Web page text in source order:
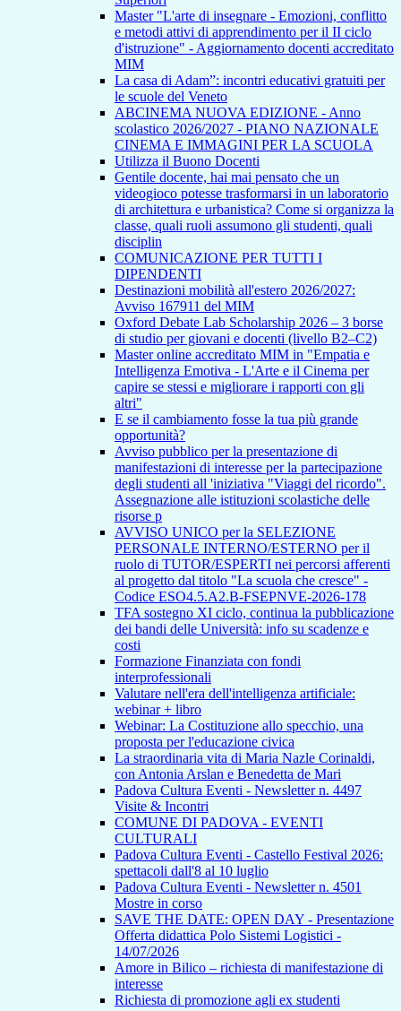
Master "L'arte di insegnare - Emozioni, conflitto
e metodi attivi di apprendimento per il II ciclo
d'istruzione" - Aggiornamento docenti accreditato
MIM
La casa di Adam”: incontri educativi gratuiti per
le scuole del Veneto
ABCINEMA NUOVA EDIZIONE - Anno
scolastico 2026/2027 - PIANO NAZIONALE
CINEMA E IMMAGINI PER LA SCUOLA
Utilizza il Buono Docenti
Gentile docente, hai mai pensato che un
videogioco potesse trasformarsi in un laboratorio
di architettura e urbanistica? Come si organizza la
classe, quali ruoli assumono gli studenti, quali
disciplin
COMUNICAZIONE PER TUTTI I
DIPENDENTI
Destinazioni mobilità all'estero 2026/2027:
Avviso 167911 del MIM
Oxford Debate Lab Scholarship 2026 – 3 borse
di studio per giovani e docenti (livello B2–C2)
Master online accreditato MIM in "Empatia e
Intelligenza Emotiva - L'Arte e il Cinema per
capire se stessi e migliorare i rapporti con gli
altri"
E se il cambiamento fosse la tua più grande
opportunità?
Avviso pubblico per la presentazione di
manifestazioni di interesse per la partecipazione
degli studenti all 'iniziativa "Viaggi del ricordo".
Assegnazione alle istituzioni scolastiche delle
risorse p
AVVISO UNICO per la SELEZIONE
PERSONALE INTERNO/ESTERNO per il
ruolo di TUTOR/ESPERTI nei percorsi afferenti
al progetto dal titolo "La scuola che cresce" -
Codice ESO4.5.A2.B-FSEPNVE-2026-178
TFA sostegno XI ciclo, continua la pubblicazione
dei bandi delle Università: info su scadenze e
costi
Formazione Finanziata con fondi
interprofessionali
Valutare nell'era dell'intelligenza artificiale:
webinar + libro
Webinar: La Costituzione allo specchio, una
proposta per l'educazione civica
La straordinaria vita di Maria Nazle Corinaldi,
con Antonia Arslan e Benedetta de Mari
Padova Cultura Eventi - Newsletter n. 4497
Visite & Incontri
COMUNE DI PADOVA - EVENTI
CULTURALI
Padova Cultura Eventi - Castello Festival 2026:
spettacoli dall'8 al 10 luglio
Padova Cultura Eventi - Newsletter n. 4501
Mostre in corso
SAVE THE DATE: OPEN DAY - Presentazione
Offerta didattica Polo Sistemi Logistici -
14/07/2026
Amore in Bilico – richiesta di manifestazione di
interesse
Richiesta di promozione agli ex studenti